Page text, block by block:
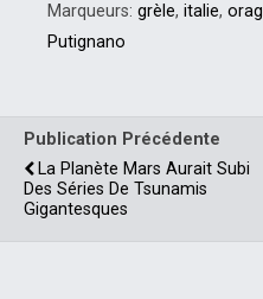
Marqueurs: grèle, italie,
Putignano
Publication Précédente
La Planète Mars Aurait Subi
Des Séries De Tsunamis
Gigantesques